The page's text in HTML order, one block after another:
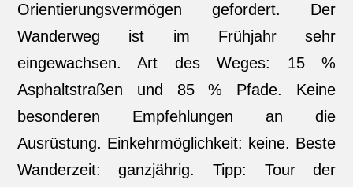
Orientierungsvermögen gefordert. Der
Wanderweg ist im Frühjahr sehr
eingewachsen. Art des Weges: 15 %
Asphaltstraßen und 85 % Pfade. Keine
besonderen Empfehlungen an die
Ausrüstung. Einkehrmöglichkeit: keine. Beste
Wanderzeit: ganzjährig. Tipp: Tour der